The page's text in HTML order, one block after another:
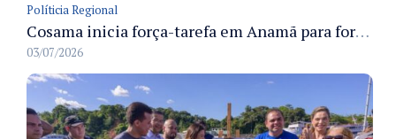
Políticia Regional
Cosama inicia força-tarefa em Anamã para fortalecer abastecimento de água e segurança hídrica da população
03/07/2026